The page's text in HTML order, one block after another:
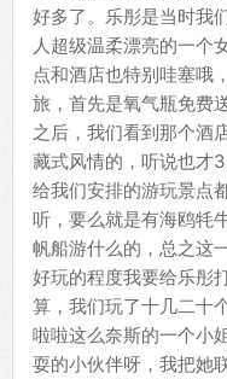
好多了。乐彤是当时我
人超级温柔漂亮的一个
点和酒店也特别哇塞哦
旅，首先是氧气瓶免费
之后，我们看到那个酒
藏式风情的，听说也才
给我们安排的游玩景点
听，要么就是有海鸥牦
帆船游什么的，总之这
好玩的程度我要给乐彤
算，我们玩了十几二十
啦啦这么奈斯的一个小
耍的小伙伴呀，我把她